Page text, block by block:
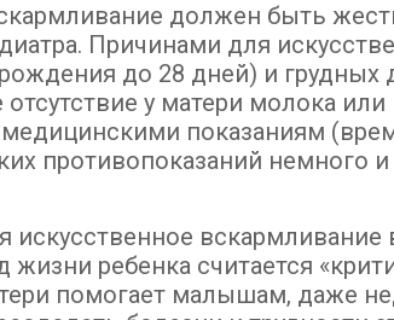
должен быть
Причинами для
до 28 дней) и грудных
у матери молока
показаниям
противопоказаний немного
вскармливание
жизни ребенка считается
помогает малышам, даже